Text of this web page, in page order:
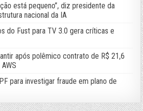
está pequeno”, diz presidente da
nacional da IA
do Fust para TV 3.0 gera críticas e
após polêmico contrato de R$ 21,6
para investigar fraude em plano de